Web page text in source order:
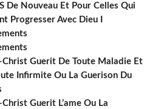
De Nouveau Et Pour Celles Qui
Progresser Avec Dieu I
Christ Guerit De Toute Maladie Et
Infirmite Ou La Guerison Du
Christ Guerit L’ame Ou La